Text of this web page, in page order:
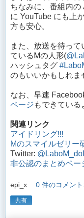
ちなみに、番組内
に YouTube にも上
方も安心。
また、放送を待っ
ているMの人形(
ハッシュタグ
のもいいかもしれま
なお、早速
ページ もできている
関連リンク
アイドリング!!!
Mのスマイルゼリー
Twitter: @LaboM_doll
非公認のまとめペー
epi_x 0 件のコメント:
共有